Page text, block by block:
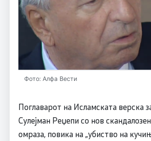
Фото: Алфа Вести
Поглаварот на Исламската верска
Сулејман Реџепи со нов
омраза, повика на „убиство на